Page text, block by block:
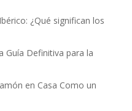
¿Qué significan los
Guía Definitiva para la
en Casa Como un